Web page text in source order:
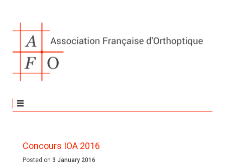
Concours IOA 2016
Posted on 3 January 2016